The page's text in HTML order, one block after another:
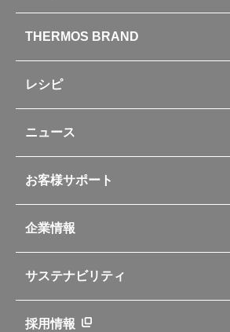
水筒
お弁当
キッチン用品
ポット・アイスペール
コーヒーメーカー
ソフトクーラー・バッグ
自転車専用ボトル
アパレル小物
新製品一覧
THERMOS BRAND
レシピ
フライパンレシピ
シャトルシェフレシピ
スープジャーレシピ
イージースモーカーレシピ
レシピ本のご紹介
ニュース
お客様サポート
交換用部品の購入方法
部品の種類や販売状況を調べる
よくあるご質問・お問い合わせ
企業情報
企業理念
会社概要
ニュース
サステナビリティ
採用情報